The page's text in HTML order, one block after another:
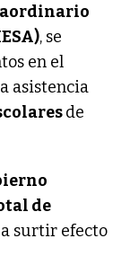
, se
en el
asistencia
de
de
a surtir efecto